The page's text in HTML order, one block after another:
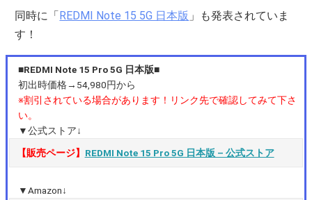
同時に「 REDMI Note 15 5G 日本版 」も発表されていま
す！
■REDMI Note 15 Pro 5G 日本版■
初出時価格→54,980円から
※割引されている場合があります！リンク先で確認してみて下さ
い。
▼公式ストア↓
【販売ページ】 REDMI Note 15 Pro 5G 日本版 – 公式ストア
▼Amazon↓